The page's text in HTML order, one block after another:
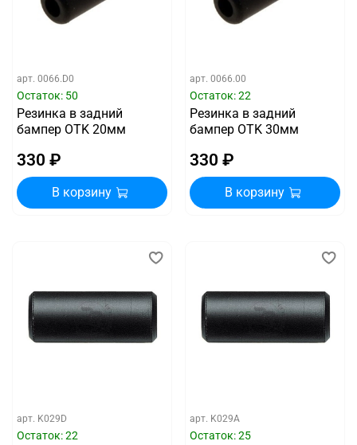
арт. 0066.D0
Остаток: 50
Резинка в задний
бампер OTK 20мм
330 ₽
В корзину
арт. 0066.00
Остаток: 22
Резинка в задний
бампер OTK 30мм
330 ₽
В корзину
арт. K029D
Остаток: 22
арт. K029A
Остаток: 25